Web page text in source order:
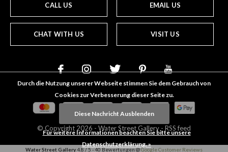
CALL US EMAIL US
CHAT WITH US VISIT US
© Copyright 2026 - Water Street Gallery - RSS feed
Water Street Gallery4.8/5-40Bewertungen @Google Customer Reviews
Durch die Nutzung unserer Webseite stimmen Sie dem Gebrauch von
Cookies zur Verbesserung dieser Seite zu.
Diese Nachricht Ausblenden
Für weitere Informationen beachten Sie bitte unsere
Datenschutzerklärung. »